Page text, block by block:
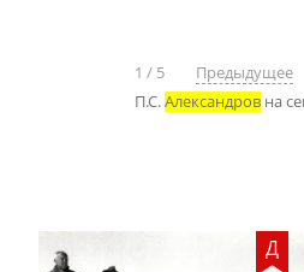
1 / 5 Предыдущее
П.С.Александров на
Д